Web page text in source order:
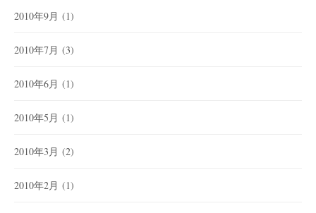
2010年9月 (1)
2010年7月 (3)
2010年6月 (1)
2010年5月 (1)
2010年3月 (2)
2010年2月 (1)